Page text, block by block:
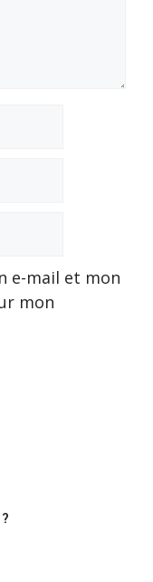
e-mail et mon
mon